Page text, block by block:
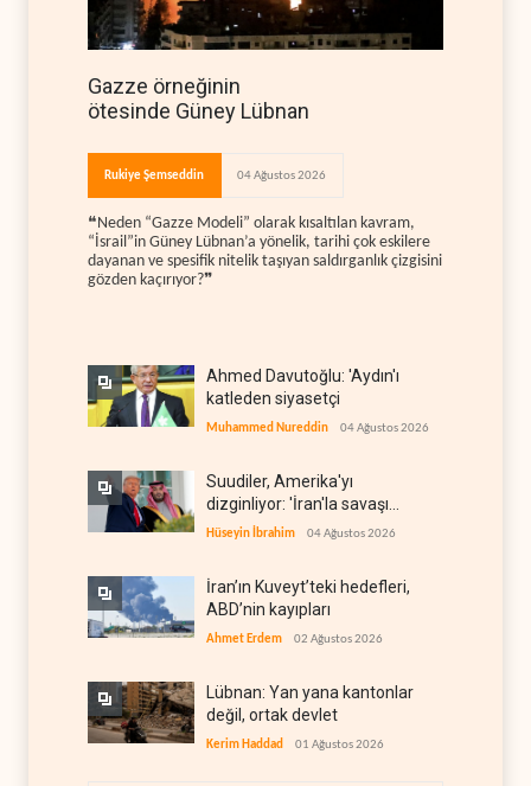
Gazze örneğinin
ötesinde Güney Lübnan
Rukiye Şemseddin 04 Ağustos 2026
❝Neden “Gazze Modeli” olarak kısaltılan kavram,
“İsrail”in Güney Lübnan’a yönelik, tarihi çok eskilere
dayanan ve spesifik nitelik taşıyan saldırganlık çizgisini
gözden kaçırıyor?❞
Ahmed Davutoğlu: 'Aydın'ı
katleden siyasetçi
Muhammed Nureddin 04 Ağustos 2026
Suudiler, Amerika'yı
dizginliyor: 'İran'la savaşı
kaldıracak gücümüz yok'
Hüseyin İbrahim 04 Ağustos 2026
İran’ın Kuveyt’teki hedefleri,
ABD’nin kayıpları
Ahmet Erdem 02 Ağustos 2026
Lübnan: Yan yana kantonlar
değil, ortak devlet
Kerim Haddad 01 Ağustos 2026